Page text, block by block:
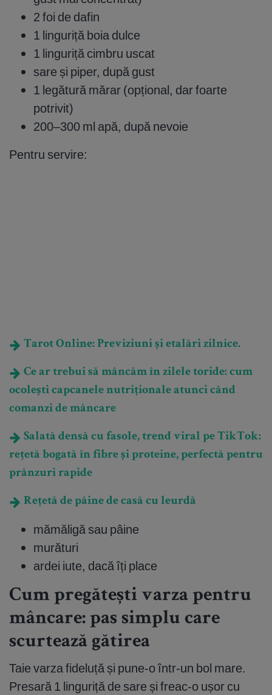
2 foi de dafin
1 linguriță boia dulce
1 linguriță cimbru uscat
sare și piper, după gust
1 legătură mărar (opțional, dar foarte
potrivit)
200–300 ml apă, după nevoie
Pentru servire:
Tarot Online: Previziuni și etalări zilnice.
Ce ar trebui să mâncăm în zilele toride: cum
ocolești capcanele nutriționale atunci când
comanzi de mâncare
Salată densă cu fasole, trend viral pe TikTok:
rețetă bogată în fibre și proteine, perfectă pentru
prânzuri rapide
Rețetă de pâine de casă cu leurdă
mămăligă sau pâine
murături
ardei iute, dacă îți place
Cum pregătești varza pentru
mâncare: pas simplu care
scurtează gătirea
Taie varza fideluță și pune-o într-un bol mare.
Presară 1 linguriță de sare și freac-o ușor cu